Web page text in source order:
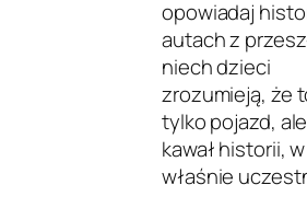
opowiadaj
autach z
niech dzieci
zrozumieją, że
tylko pojazd,
kawał historii,
właśnie